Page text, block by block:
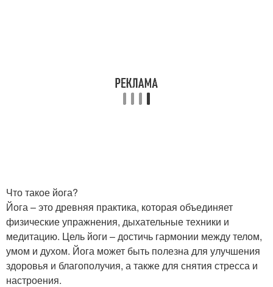
Что такое йога?
Йога – это древняя практика, которая объединяет
физические упражнения, дыхательные техники и
медитацию. Цель йоги – достичь гармонии между телом,
умом и духом. Йога может быть полезна для улучшения
здоровья и благополучия, а также для снятия стресса и
настроения.